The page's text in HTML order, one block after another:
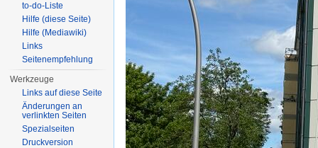
to-do-Liste
Hilfe (diese Seite)
Hilfe (Mediawiki)
Links
Seitenempfehlung
Werkzeuge
Links auf diese Seite
Änderungen an
verlinkten Seiten
Spezialseiten
Druckversion